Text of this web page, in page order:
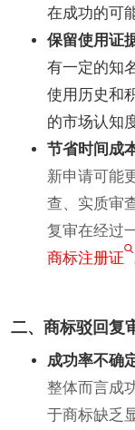
在成功的可
保留使用证
有一定的知
使用历史和
的市场认知
节省时间成
新申请可能
查、实质审
复审在经过
商标注册证
二、商标驳回复
成功率不确
整体而言成
于商标缺乏